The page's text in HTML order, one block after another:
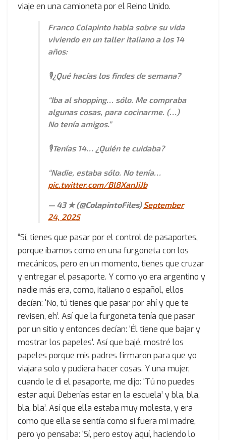
viaje en una camioneta por el Reino Unido.
Franco Colapinto habla sobre su vida
viviendo en un taller italiano a los 14
años:
🎙️¿Qué hacías los findes de semana?
“Iba al shopping… sólo. Me compraba
algunas cosas, para cocinarme. (…)
No tenía amigos.”
🎙️Tenías 14… ¿Quién te cuidaba?
“Nadie, estaba sólo. No tenía…
pic.twitter.com/Bl8XanJiJb
— 43 ★ (@ColapintoFiles)September
24, 2025
“Sí, tienes que pasar por el control de pasaportes,
porque íbamos como en una furgoneta con los
mecánicos, pero en un momento, tienes que cruzar
y entregar el pasaporte. Y como yo era argentino y
nadie más era, como, italiano o español, ellos
decían: ‘No, tú tienes que pasar por ahí y que te
revisen, eh’. Así que la furgoneta tenía que pasar
por un sitio y entonces decían: ‘Él tiene que bajar y
mostrar los papeles’. Así que bajé, mostré los
papeles porque mis padres firmaron para que yo
viajara solo y pudiera hacer cosas. Y una mujer,
cuando le di el pasaporte, me dijo: ‘Tú no puedes
estar aquí. Deberías estar en la escuela’ y bla, bla,
bla, bla’. Así que ella estaba muy molesta, y era
como que ella se sentía como si fuera mi madre,
pero yo pensaba: ‘Sí, pero estoy aquí, haciendo lo